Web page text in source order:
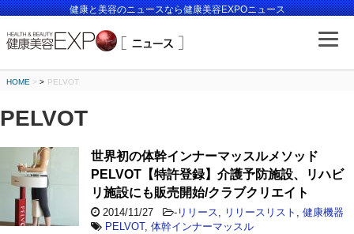
健康と美容のニュースなら健康美容EXPOニュース
HOME > PELVOT
PELVOT
世界初の体幹インナーマッスルメソッド
PELVOT【特許登録】介護予防施設、リハビ
リ施設にも販売開始/クラブクリエイト
2014/11/27 - リリース リリースリスト
健康機器
PELVOT, 体幹インナーマッスル